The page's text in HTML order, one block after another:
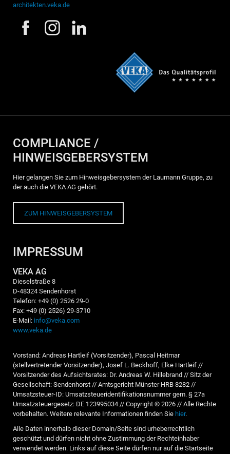
architekten.veka.de
COMPLIANCE /
HINWEISGEBERSYSTEM
Hier gelangen Sie zum Hinweisgebersystem der Laumann Gruppe, zu
der auch die VEKA AG gehört.
ZUM HINWEISGEBERSYSTEM
IMPRESSUM
VEKA AG
Dieselstraße 8
D-48324 Sendenhorst
Telefon: +49 (0) 2526 29-0
Fax: +49 (0) 2526) 29-3710
E-Mail: info@veka.com
www.veka.de
Vorstand: Andreas Hartleif (Vorsitzender), Pascal Heitmar
(stellvertretender Vorsitzender), Josef L. Beckhoff, Elke Hartleif //
Vorsitzender des Aufsichtsrates: Dr. Andreas W. Hillebrand // Sitz der
Gesellschaft: Sendenhorst // Amtsgericht Münster HRB 8282 //
Umsatzsteuer-ID: Umsatzsteueridentifikationsnummer gem. § 27a
Umsatzsteuergesetz: DE 123995034 // Copyright © 2026 // Alle Rechte
vorbehalten. Weitere relevante Informationen finden Sie hier.
Alle Daten innerhalb dieser Domain/Seite sind urheberrechtlich
geschützt und dürfen nicht ohne Zustimmung der Rechteinhaber
verwendet werden. Links auf diese Seite dürfen nur auf die Startseite